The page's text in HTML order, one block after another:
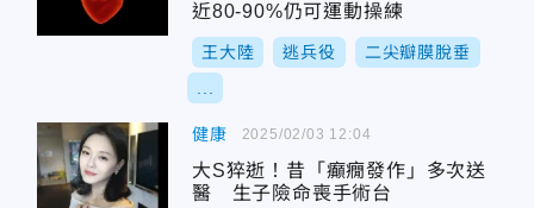
近80-90%仍可運動操練
王大陸 逃兵役 二尖瓣膜脫垂
健康
大S猝逝！昔「癲癇發作」多次送
醫 生子險命喪手術台
2025/02/03 12:04